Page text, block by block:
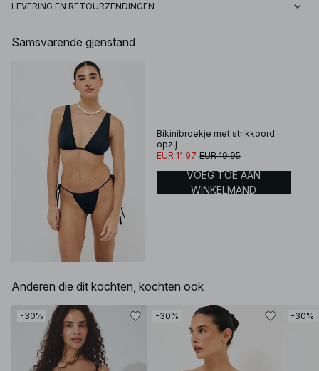
LEVERING EN RETOURZENDINGEN
Samsvarende gjenstand
Bikinibroekje met strikkoord
opzij
EUR 11.97 EUR 19.95
VOEG TOE AAN
WINKELMAND
Anderen die dit kochten, kochten ook
-30% -30% -30%